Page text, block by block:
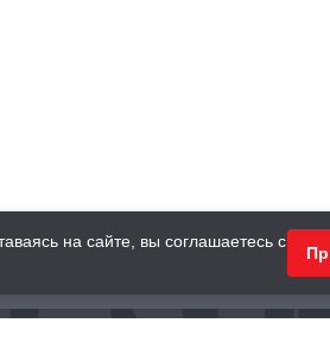
ПОДАРКИ
на сайте, вы соглашаетесь с